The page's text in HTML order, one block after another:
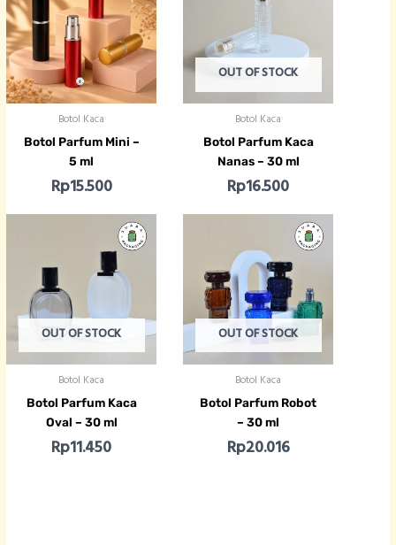
Botol Kaca
Botol Parfum Mini –
5 ml
Rp15.500
OUT OF STOCK
Botol Kaca
Botol Parfum Kaca
Nanas – 30 ml
Rp16.500
OUT OF STOCK
Botol Kaca
Botol Parfum Kaca
Oval – 30 ml
Rp11.450
OUT OF STOCK
Botol Kaca
Botol Parfum Robot
– 30 ml
Rp20.016